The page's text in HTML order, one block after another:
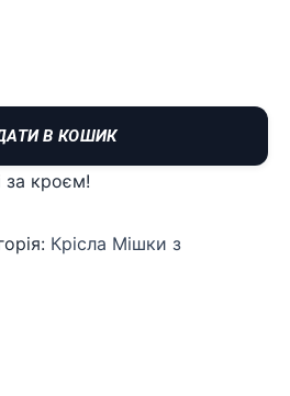
В КОШИК
за кроєм!
Крісла Мішки з